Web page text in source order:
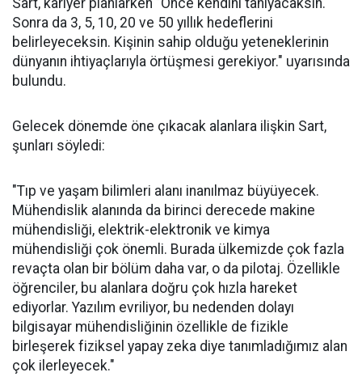
Sart, kariyer planlarken "Önce kendini tanıyacaksın.
Sonra da 3, 5, 10, 20 ve 50 yıllık hedeflerini
belirleyeceksin. Kişinin sahip olduğu yeteneklerinin
dünyanın ihtiyaçlarıyla örtüşmesi gerekiyor." uyarısında
bulundu.
Gelecek dönemde öne çıkacak alanlara ilişkin Sart,
şunları söyledi:
"Tıp ve yaşam bilimleri alanı inanılmaz büyüyecek.
Mühendislik alanında da birinci derecede makine
mühendisliği, elektrik-elektronik ve kimya
mühendisliği çok önemli. Burada ülkemizde çok fazla
revaçta olan bir bölüm daha var, o da pilotaj. Özellikle
öğrenciler, bu alanlara doğru çok hızla hareket
ediyorlar. Yazılım evriliyor, bu nedenden dolayı
bilgisayar mühendisliğinin özellikle de fizikle
birleşerek fiziksel yapay zeka diye tanımladığımız alan
çok ilerleyecek."